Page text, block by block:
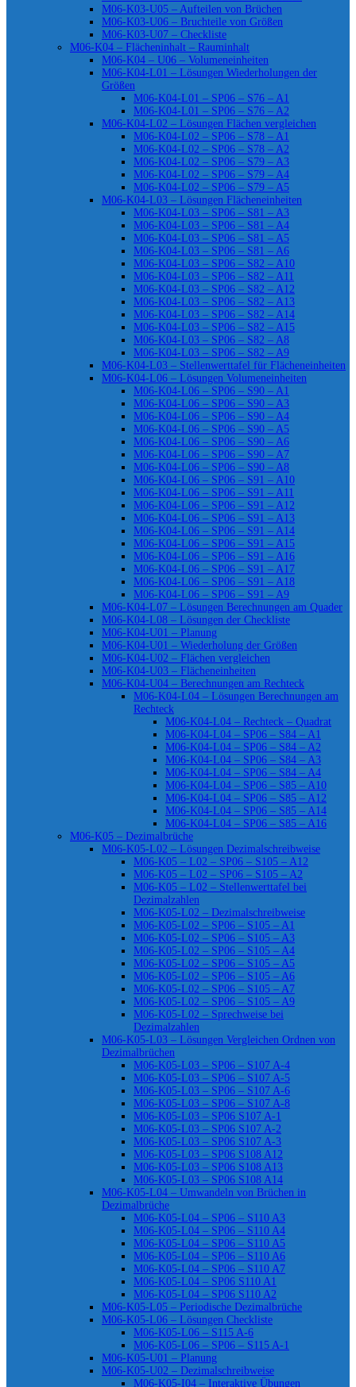
M06-K03-U05 – Aufteilen von Brüchen
M06-K03-U06 – Bruchteile von Größen
M06-K03-U07 – Checkliste
M06-K04 – Flächeninhalt – Rauminhalt
M06-K04 – U06 – Volumeneinheiten
M06-K04-L01 – Lösungen Wiederholungen der
Größen
M06-K04-L01 – SP06 – S76 – A1
M06-K04-L01 – SP06 – S76 – A2
M06-K04-L02 – Lösungen Flächen vergleichen
M06-K04-L02 – SP06 – S78 – A1
M06-K04-L02 – SP06 – S78 – A2
M06-K04-L02 – SP06 – S79 – A3
M06-K04-L02 – SP06 – S79 – A4
M06-K04-L02 – SP06 – S79 – A5
M06-K04-L03 – Lösungen Flächeneinheiten
M06-K04-L03 – SP06 – S81 – A3
M06-K04-L03 – SP06 – S81 – A4
M06-K04-L03 – SP06 – S81 – A5
M06-K04-L03 – SP06 – S81 – A6
M06-K04-L03 – SP06 – S82 – A10
M06-K04-L03 – SP06 – S82 – A11
M06-K04-L03 – SP06 – S82 – A12
M06-K04-L03 – SP06 – S82 – A13
M06-K04-L03 – SP06 – S82 – A14
M06-K04-L03 – SP06 – S82 – A15
M06-K04-L03 – SP06 – S82 – A8
M06-K04-L03 – SP06 – S82 – A9
M06-K04-L03 – Stellenwerttafel für Flächeneinheiten
M06-K04-L06 – Lösungen Volumeneinheiten
M06-K04-L06 – SP06 – S90 – A1
M06-K04-L06 – SP06 – S90 – A3
M06-K04-L06 – SP06 – S90 – A4
M06-K04-L06 – SP06 – S90 – A5
M06-K04-L06 – SP06 – S90 – A6
M06-K04-L06 – SP06 – S90 – A7
M06-K04-L06 – SP06 – S90 – A8
M06-K04-L06 – SP06 – S91 – A10
M06-K04-L06 – SP06 – S91 – A11
M06-K04-L06 – SP06 – S91 – A12
M06-K04-L06 – SP06 – S91 – A13
M06-K04-L06 – SP06 – S91 – A14
M06-K04-L06 – SP06 – S91 – A15
M06-K04-L06 – SP06 – S91 – A16
M06-K04-L06 – SP06 – S91 – A17
M06-K04-L06 – SP06 – S91 – A18
M06-K04-L06 – SP06 – S91 – A9
M06-K04-L07 – Lösungen Berechnungen am Quader
M06-K04-L08 – Lösungen der Checkliste
M06-K04-U01 – Planung
M06-K04-U01 – Wiederholung der Größen
M06-K04-U02 – Flächen vergleichen
M06-K04-U03 – Flächeneinheiten
M06-K04-U04 – Berechnungen am Rechteck
M06-K04-L04 – Lösungen Berechnungen am
Rechteck
M06-K04-L04 – Rechteck – Quadrat
M06-K04-L04 – SP06 – S84 – A1
M06-K04-L04 – SP06 – S84 – A2
M06-K04-L04 – SP06 – S84 – A3
M06-K04-L04 – SP06 – S84 – A4
M06-K04-L04 – SP06 – S85 – A10
M06-K04-L04 – SP06 – S85 – A12
M06-K04-L04 – SP06 – S85 – A14
M06-K04-L04 – SP06 – S85 – A16
M06-K05 – Dezimalbrüche
M06-K05-L02 – Lösungen Dezimalschreibweise
M06-K05 – L02 – SP06 – S105 – A12
M06-K05 – L02 – SP06 – S105 – A2
M06-K05 – L02 – Stellenwerttafel bei
Dezimalzahlen
M06-K05-L02 – Dezimalschreibweise
M06-K05-L02 – SP06 – S105 – A1
M06-K05-L02 – SP06 – S105 – A3
M06-K05-L02 – SP06 – S105 – A4
M06-K05-L02 – SP06 – S105 – A5
M06-K05-L02 – SP06 – S105 – A6
M06-K05-L02 – SP06 – S105 – A7
M06-K05-L02 – SP06 – S105 – A9
M06-K05-L02 – Sprechweise bei
Dezimalzahlen
M06-K05-L03 – Lösungen Vergleichen Ordnen von
Dezimalbrüchen
M06-K05-L03 – SP06 – S107 A-4
M06-K05-L03 – SP06 – S107 A-5
M06-K05-L03 – SP06 – S107 A-6
M06-K05-L03 – SP06 – S107 A-8
M06-K05-L03 – SP06 S107 A-1
M06-K05-L03 – SP06 S107 A-2
M06-K05-L03 – SP06 S107 A-3
M06-K05-L03 – SP06 S108 A12
M06-K05-L03 – SP06 S108 A13
M06-K05-L03 – SP06 S108 A14
M06-K05-L04 – Umwandeln von Brüchen in
Dezimalbrüche
M06-K05-L04 – SP06 – S110 A3
M06-K05-L04 – SP06 – S110 A4
M06-K05-L04 – SP06 – S110 A5
M06-K05-L04 – SP06 – S110 A6
M06-K05-L04 – SP06 – S110 A7
M06-K05-L04 – SP06 S110 A1
M06-K05-L04 – SP06 S110 A2
M06-K05-L05 – Periodische Dezimalbrüche
M06-K05-L06 – Lösungen Checkliste
M06-K05-L06 – S115 A-6
M06-K05-L06 – SP06 – S115 A-1
M06-K05-U01 – Planung
M06-K05-U02 – Dezimalschreibweise
M06-K05-I04 – Interaktive Übungen